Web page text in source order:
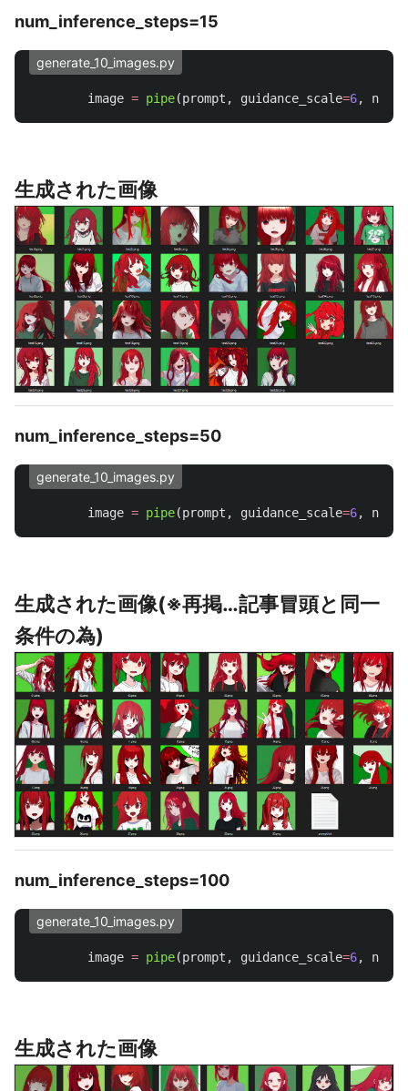
num_inference_steps=15
generate_10_images.py
image = pipe(prompt , guidance_scale=6,
生成された画像
num_inference_steps=50
generate_10_images.py
image = pipe(prompt , guidance_scale=6,
生成された画像(※再掲…記事冒頭と同一
条件の為)
num_inference_steps=100
generate_10_images.py
image = pipe(prompt , guidance_scale=6,
生成された画像